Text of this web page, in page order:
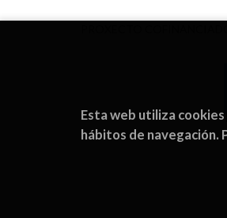
Esta web utiliza
hábitos de navegación.